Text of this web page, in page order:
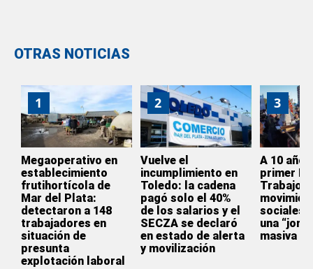
OTRAS NOTICIAS
1
Megaoperativo en
establecimiento
frutihortícola de
Mar del Plata:
detectaron a 148
trabajadores en
situación de
presunta
explotación laboral
2
Vuelve el
incumplimiento en
Toledo: la cadena
pagó solo el 40%
de los salarios y el
SECZA se declaró
en estado de alerta
y movilización
3
A 10
primer
Trabajo,
sociales
una
masiva